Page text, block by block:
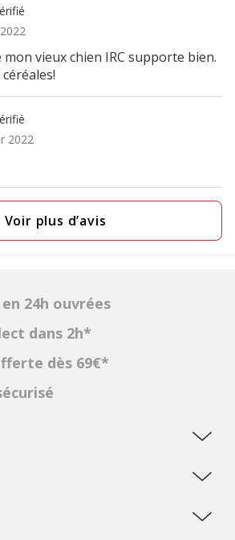
mon vieux chien IRC supporte bien.
2022
Voir plus d’avis
24h ouvrées
dans 2h*
dès 69€*